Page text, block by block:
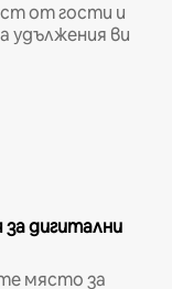
от гости и
удължения ви
дигитални
място за